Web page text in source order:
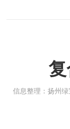
信息整理：扬州绿